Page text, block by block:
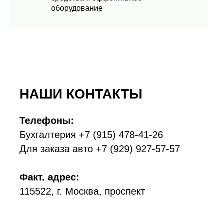
оборудование
НАШИ КОНТАКТЫ
Телефоны:
Бухгалтерия +7 (915) 478-41-26
Для заказа авто +7 (929) 927-57-57
Факт. адрес:
115522, г. Москва, проспект